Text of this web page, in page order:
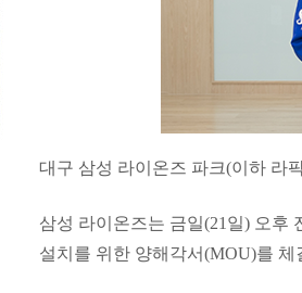
대구 삼성 라이온즈 파크(이하 라
삼성 라이온즈는 금일(21일) 오후
설치를 위한 양해각서(MOU)를 체